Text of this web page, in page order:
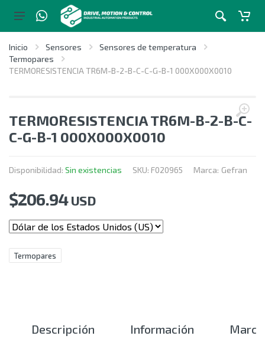
Inicio Sensores
Sensores de temperatura
Termopares
TERMORESISTENCIA TR6M-B-2-B-C-C-G-B-1 000X000X0010
TERMORESISTENCIA TR6M-B-2-B-C-
C-G-B-1 000X000X0010
Disponibilidad: Sin existencias SKU: F020965 Marca: Gefran
$206.94USD
Termopares
Descripción
Información
Marca